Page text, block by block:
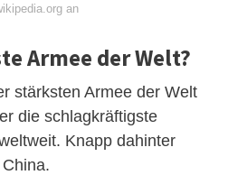
an
Armee der Welt?
stärksten Armee der Welt
die schlagkräftigste
Knapp dahinter